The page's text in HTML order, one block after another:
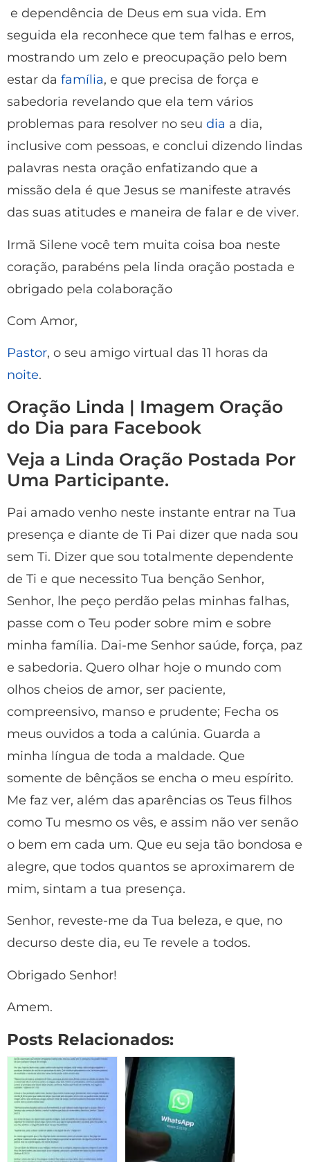
e dependência de Deus em sua vida. Em
seguida ela reconhece que tem falhas e erros,
mostrando um zelo e preocupação pelo bem
estar da família, e que precisa de força e
sabedoria revelando que ela tem vários
problemas para resolver no seu dia a dia,
inclusive com pessoas, e conclui dizendo lindas
palavras nesta oração enfatizando que a
missão dela é que Jesus se manifeste através
das suas atitudes e maneira de falar e de viver.
Irmã Silene você tem muita coisa boa neste
coração, parabéns pela linda oração postada e
obrigado pela colaboração
Com Amor,
Pastor, o seu amigo virtual das 11 horas da
noite.
Oração Linda | Imagem Oração
do Dia para Facebook
Veja a Linda Oração Postada Por
Uma Participante.
Pai amado venho neste instante entrar na Tua
presença e diante de Ti Pai dizer que nada sou
sem Ti. Dizer que sou totalmente dependente
de Ti e que necessito Tua benção Senhor,
Senhor, lhe peço perdão pelas minhas falhas,
passe com o Teu poder sobre mim e sobre
minha família. Dai-me Senhor saúde, força, paz
e sabedoria. Quero olhar hoje o mundo com
olhos cheios de amor, ser paciente,
compreensivo, manso e prudente; Fecha os
meus ouvidos a toda a calúnia. Guarda a
minha língua de toda a maldade. Que
somente de bênçãos se encha o meu espírito.
Me faz ver, além das aparências os Teus filhos
como Tu mesmo os vês, e assim não ver senão
o bem em cada um. Que eu seja tão bondosa e
alegre, que todos quantos se aproximarem de
mim, sintam a tua presença.
Senhor, reveste-me da Tua beleza, e que, no
decurso deste dia, eu Te revele a todos.
Obrigado Senhor!
Amem.
Posts Relacionados: